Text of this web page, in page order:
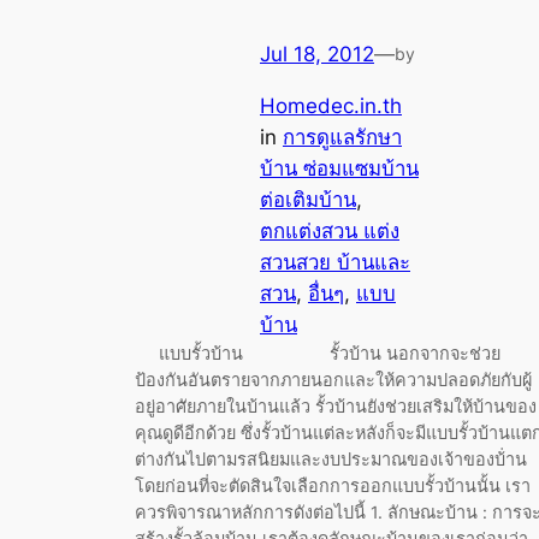
Jul 18, 2012—by
Homedec.in.th
in การดูแลรักษา
บ้าน ซ่อมแซมบ้าน
ต่อเติมบ้าน
ตกแต่งสวน แต่ง
สวนสวย บ้านและ
สวน, อื่นๆ, แบบ
บ้าน
แบบรั้วบ้าน รั้วบ้าน นอกจากจะช่วย
ป้องกันอันตรายจากภายนอกและให้ความปลอดภัยกับผู้
อยู่อาศัยภายในบ้านแล้ว รั้วบ้านยังช่วยเสริมให้บ้านของ
คุณดูดีอีกด้วย ซึ่งรั้วบ้านแต่ละหลังก็จะมีแบบรั้วบ้านแต
ต่างกันไปตามรสนิยมและงบประมาณของเจ้าของบ้่าน
โดยก่อนที่จะตัดสินใจเลือกการออกแบบรั้วบ้านนั้น เรา
ควรพิจารณาหลักการดังต่อไปนี้ 1. ลักษณะบ้าน : การจ